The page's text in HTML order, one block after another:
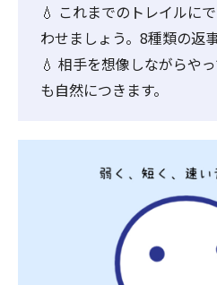
💧 これまでのトレイルに
わせましょう。8種類の返事
💧 相手を想像しながらや
も自然につきます。